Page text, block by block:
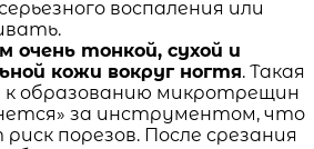
воспаления или
очень тонкой, сухой и
кожи вокруг ногтя. Такая
к образованию микротрещин
за инструментом, что
порезов. После срезания